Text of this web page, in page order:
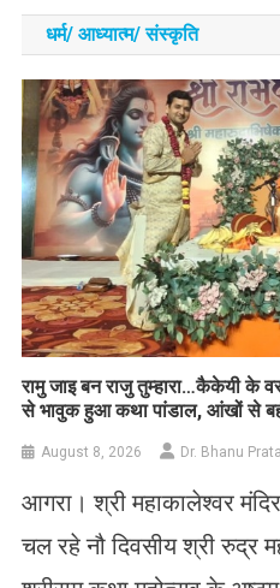
धर्म/ आध्‍यात्‍म/ संस्‍कृति
रामु जाइ बन राजु तुम्हारा…कैकेयी के
से भावुक हुआ कथा पांडाल, आंखों से
August 8, 2026 Dr. Bhanu
आगरा। श्री महाकालेश्वर
चल रहे नौ दिवसीय श्री रुद्र